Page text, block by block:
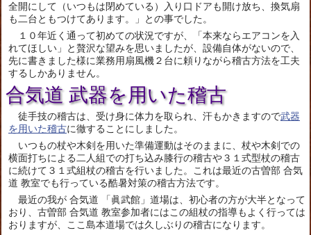
全開にして（いつもは閉めている）入り口ドアも開け放ち、換気扇
も二台ともつけてあります。」との事でした。
１０年近く通って初めての状況ですが、「本来ならエアコンを入
れてほしい」と贅沢な望みを思いましたが、設備自体がないので、
先に書きました様に業務用扇風機２台に頼りながら稽古方法を工夫
するしかありません。
合気道 武器を用いた稽古
徒手技の稽古は、受け身に体力を取られ、汗もかきますので武器
を用いた稽古に徹することにしました。
いつもの杖や木剣を用いた準備運動はそのままに、杖や木剣での
横面打ちによる二人組での打ち込み膝行の稽古や３１式型杖の稽古
に続けて３１式組杖の稽古を行いました。これは最近の古曽部 合気
道 教室でも行っている酷暑対策の稽古方法です。
最近の我が 合気道 「眞武館」道場は、初心者の方が大半となって
おり、古曽部 合気道 教室参加者にはこの組杖の指導もよく行っては
おりますが、ここ島本道場では久しぶりの稽古になります。